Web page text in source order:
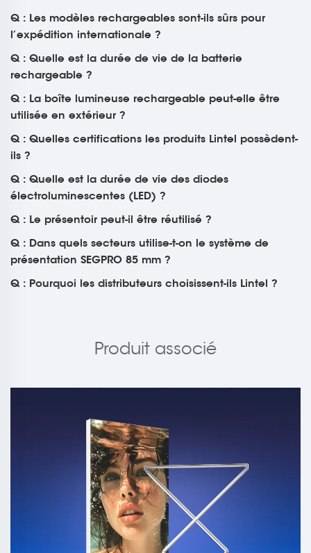
Q : Les modèles rechargeables sont-ils sûrs pour
l’expédition internationale ?
Q : Quelle est la durée de vie de la batterie
rechargeable ?
Q : La boîte lumineuse rechargeable peut-elle être
utilisée en extérieur ?
Q : Quelles certifications les produits Lintel possèdent-
ils ?
Q : Quelle est la durée de vie des diodes
électroluminescentes (LED) ?
Q : Le présentoir peut-il être réutilisé ?
Q : Dans quels secteurs utilise-t-on le système de
présentation SEGPRO 85 mm ?
Q : Pourquoi les distributeurs choisissent-ils Lintel ?
Produit associé